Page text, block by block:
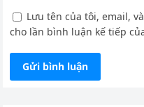
Lưu tên của tôi, email,
cho lần bình luận kế tiếp